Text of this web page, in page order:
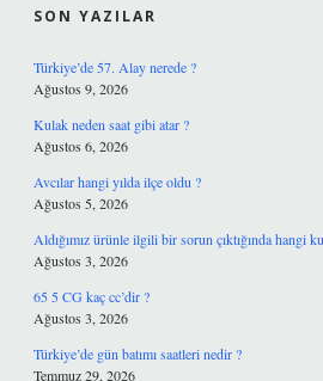
SON YAZILAR
Türkiye’de 57. Alay nerede ?
Ağustos 9, 2026
Kulak neden saat gibi atar ?
Ağustos 6, 2026
Avcılar hangi yılda ilçe oldu ?
Ağustos 5, 2026
Aldığımız ürünle ilgili bir sorun çıktığında hangi
Ağustos 3, 2026
65 5 CG kaç cc’dir ?
Ağustos 3, 2026
Türkiye’de gün batımı saatleri nedir ?
Temmuz 29, 2026